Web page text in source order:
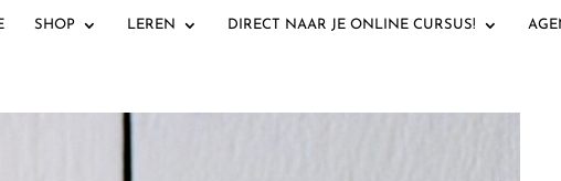
SHOP LEREN DIRECT NAAR JE ONLINE CURSUS!